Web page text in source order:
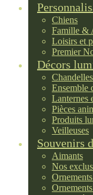
Chiens
Famille &
Loisirs et
Premier
Décors
Chandelles
Ensemble
Lanternes
Pièces
Produits
Veilleuses
Souvenirs
Aimants
Nos